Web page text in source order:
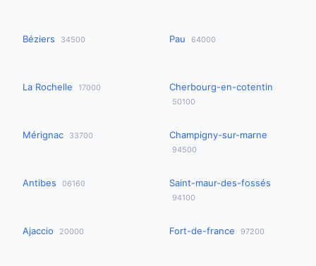
Béziers 34500 Pau 64000
La Rochelle 17000 Cherbourg-en-cotentin
50100
Mérignac 33700 Champigny-sur-marne
94500
Antibes 06160 Saint-maur-des-fossés
94100
Ajaccio 20000 Fort-de-france 97200